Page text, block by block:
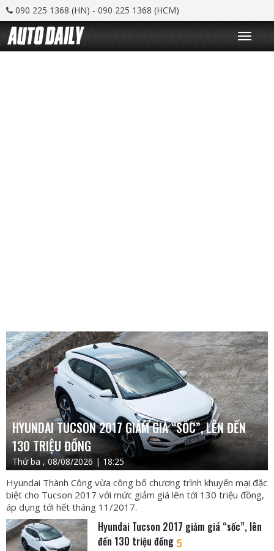
090 225 1368 (HN) - 090 225 1368 (HCM)
T
o
g
HYUNDAI TUCSON 2017 GIẢM GIÁ “SỐC”, LÊN ĐẾN
130 TRIỆU ĐỒNG
Thứ ba , 08/08/2026 | 18:25
Hyundai Thành Công vừa công bố chương trình khuyến mại đặc
biệt cho Tucson 2017 với mức giảm giá lên tới 130 triệu đồng,
áp dụng tới hết tháng 11/2017.
Hyundai Tucson 2017 giảm giá “sốc”, lên
đến 130 triệu đồng 5